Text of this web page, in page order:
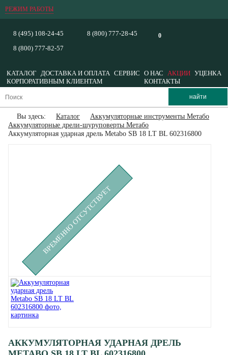
РЕЖИМ РАБОТЫ
0
8 (495) 108-24-45
8 (800) 777-82-57
8 (800) 777-28-45
КАТАЛОГ ДОСТАВКА И ОПЛАТА СЕРВИС О НАС АКЦИИ УЦЕНКА
КОРПОРАТИВНЫМ КЛИЕНТАМ
КОНТАКТЫ
Вы здесь: Каталог
Аккумуляторные инструменты Метабо
Аккумуляторные дрели-шуруповерты Метабо
Аккумуляторная ударная дрель Metabo SB 18 LT BL 602316800
ВРЕМЕННО ОТСУТСТВУЕТ
АККУМУЛЯТОРНАЯ УДАРНАЯ ДРЕЛЬ